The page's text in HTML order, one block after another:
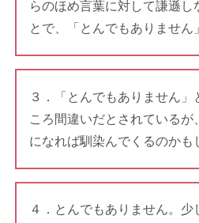
らのほめ言葉に対して謙遜し
とで、「とんでもありません
３．「とんでもありません」
ころ間違いだとされているが
になれば馴染んでくるのかも
４．とんでもありません。